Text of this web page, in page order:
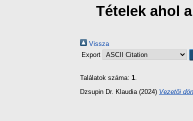
Tételek ahol
Vissza
Export
Találatok száma: 1.
Dzsupin Dr. Klaudia (2024) Vezetői